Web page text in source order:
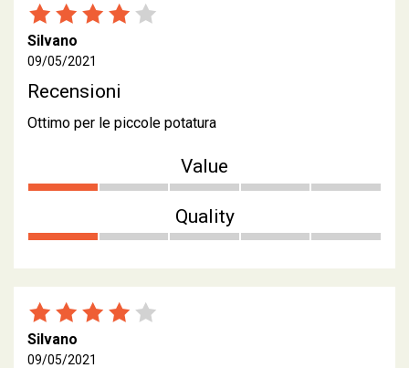
Silvano
09/05/2021
Recensioni
Ottimo per le piccole potatura
Value
Quality
Silvano
09/05/2021